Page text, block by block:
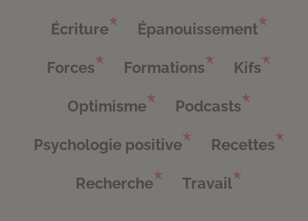
Écriture Épanouissement
Forces Formations Kifs
Optimisme Podcasts
Psychologie positive Recettes
Recherche Travail